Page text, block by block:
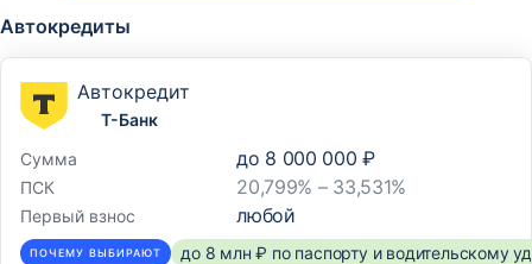
Автокредиты
Автокредит
Т-Банк
Сумма
до 8 000 000 ₽
ПСК 20,799% – 33,531%
Первый взнос любой
ПОЧЕМУ ВЫБИРАЮТ до 8 млн ₽ по паспорту и водительскому